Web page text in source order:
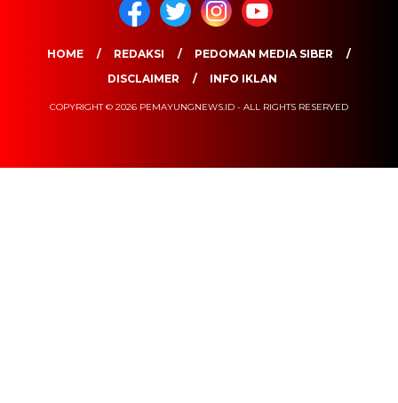
HOME REDAKSI
PEDOMAN MEDIA SIBER
DISCLAIMER
INFO IKLAN
COPYRIGHT © 2026 PEMAYUNGNEWS.ID - ALL RIGHTS RESERVED